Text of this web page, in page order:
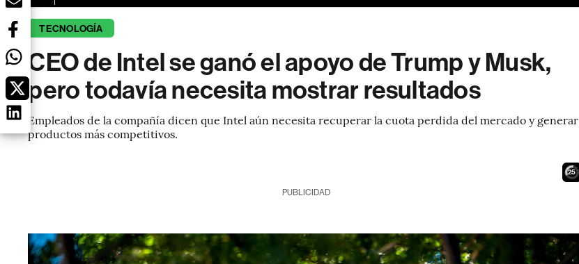
TECNOLOGÍA
CEO de Intel se ganó el apoyo de Trump y Musk,
pero todavía necesita mostrar resultados
Empleados de la compañía dicen que Intel aún necesita recuperar la cuota perdida del mercado y generar
productos más competitivos.
24
PUBLICIDAD